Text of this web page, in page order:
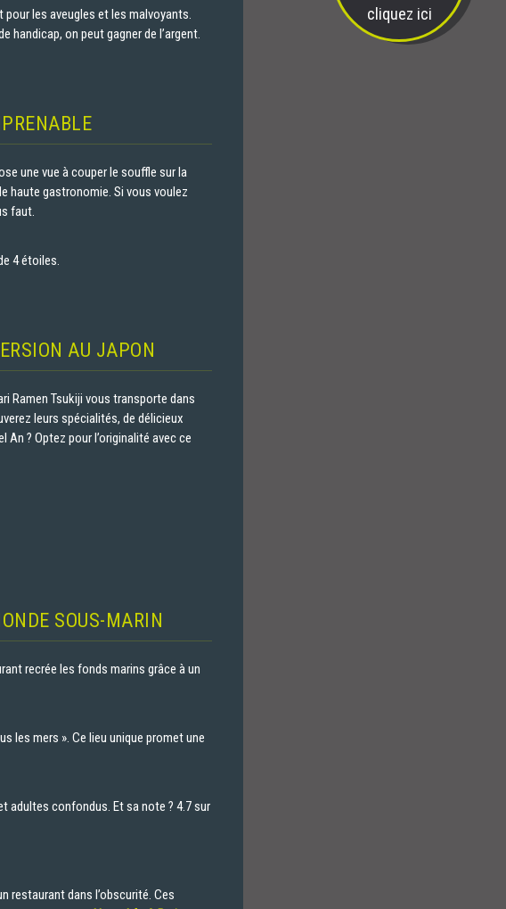
cliquez ici
pour les aveugles et les malvoyants.
handicap, on peut gagner de l’argent.
une vue à couper le souffle sur la
haute gastronomie. Si vous voulez
faut.
4 étoiles.
AU JAPON
Ramen Tsukiji vous transporte dans
leurs spécialités, de délicieux
? Optez pour l’originalité avec ce
SOUS-MARIN
recrée les fonds marins grâce à un
les mers ». Ce lieu unique promet une
adultes confondus. Et sa note ? 4.7 sur
restaurant dans l’obscurité. Ces